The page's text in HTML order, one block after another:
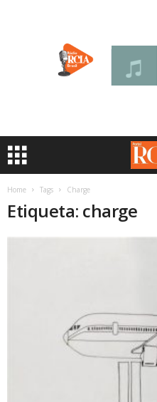
Home Tags Charge
Etiqueta: charge